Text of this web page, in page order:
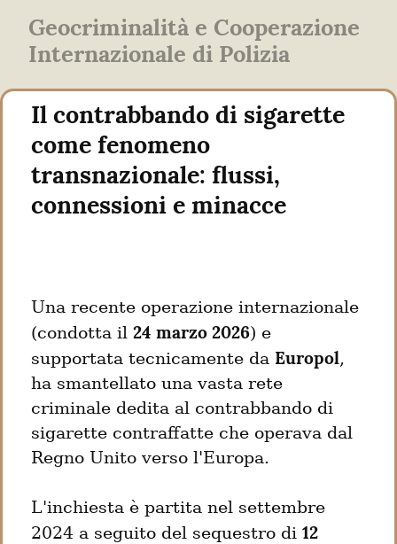
Geocriminalità e Cooperazione
Internazionale di Polizia
Il contrabbando di sigarette
come fenomeno
transnazionale: flussi,
connessioni e minacce
Una recente operazione internazionale
(condotta il 24 marzo 2026) e
supportata tecnicamente da Europol,
ha smantellato una vasta rete
criminale dedita al contrabbando di
sigarette contraffatte che operava dal
Regno Unito verso l'Europa.
L'inchiesta è partita nel settembre
2024 a seguito del sequestro di 12